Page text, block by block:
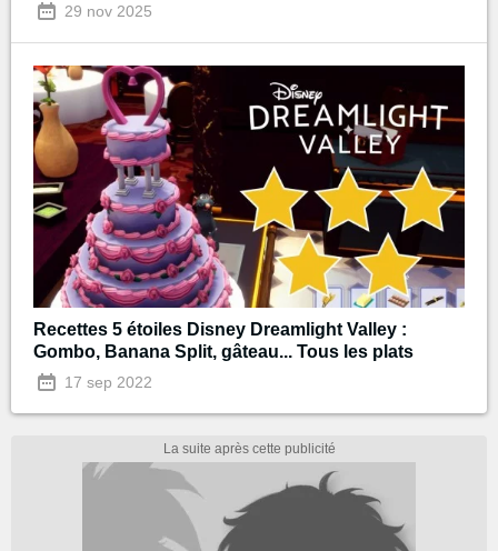
29 nov 2025
Recettes 5 étoiles Disney Dreamlight Valley :
Gombo, Banana Split, gâteau... Tous les plats
17 sep 2022